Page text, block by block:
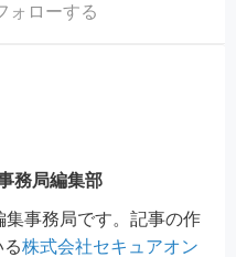
ォローする
務局編集部
事務局です。記事の作
株式会社セキュアオン